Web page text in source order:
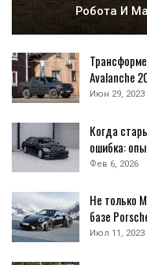
Робота И
Avalanche
Июн 29, 2023
Когда
ошибка:
Фев 6, 2026
Не только
базе
Июл 11, 2023